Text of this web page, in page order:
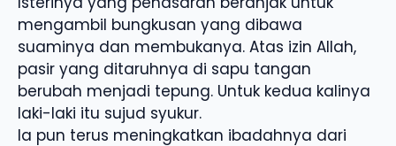
mengambil bungkusan yang dibawa
suaminya dan membukanya. Atas izin Allah,
pasir yang ditaruhnya di sapu tangan
berubah menjadi tepung. Untuk kedua kalinya
laki-laki itu sujud syukur.
Ia pun terus meningkatkan ibadahnya dari